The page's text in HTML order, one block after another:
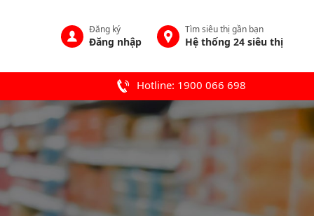
Đăng ký
Đăng nhập
Tìm siêu thị gần bạn
Hệ thống 24 siêu thị
Hotline: 1900 066 698